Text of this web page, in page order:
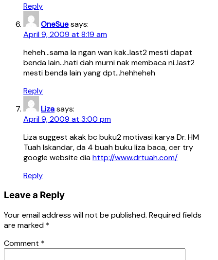
Reply
OneSuesays:
April 9, 2009 at 8:19 am
heheh…sama la ngan wan kak..last2 mesti dapat
benda lain…hati dah murni nak membaca ni..last2
mesti benda lain yang dpt…hehheheh
Reply
Lizasays:
April 9, 2009 at 3:00 pm
Liza suggest akak bc buku2 motivasi karya Dr. HM
Tuah Iskandar, da 4 buah buku liza baca, cer try
google website diahttp://www.drtuah.com/
Reply
Leave a Reply
Your email address will not be published. Required fields
are marked *
Comment *